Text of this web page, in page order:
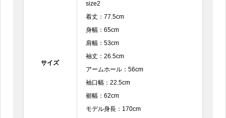
サイズ
size2
着丈：77.5cm
身幅：65cm
肩幅：53cm
袖丈：26.5cm
アームホール：56cm
袖口幅：22.5cm
裾幅：62cm
モデル身長：170cm